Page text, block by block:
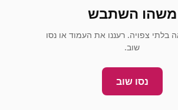
משהו השתבש
בלתי צפויה. רעננו את העמוד או נסו
שוב.
נסו שוב